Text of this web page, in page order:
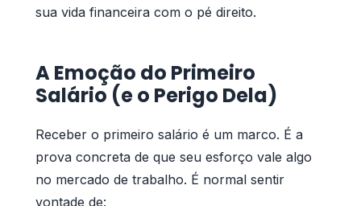
sua vida financeira com o pé direito.
A Emoção do Primeiro
Salário (e o Perigo Dela)
Receber o primeiro salário é um marco. É a
prova concreta de que seu esforço vale algo
no mercado de trabalho. É normal sentir
vontade de: